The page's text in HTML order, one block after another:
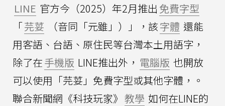
LINE 官方今（2025）年2月推出 免費字型
「芫荽 （音同「元雖」）」，該字體 還能
用客語、台語、原住民等台灣本土用語字，
除了在手機版 LINE推出外， 電腦版 也開放
可以使用「芫荽」免費字型或其他字體，。
聯合新聞網《科技玩家》 教學 如何在LINE的